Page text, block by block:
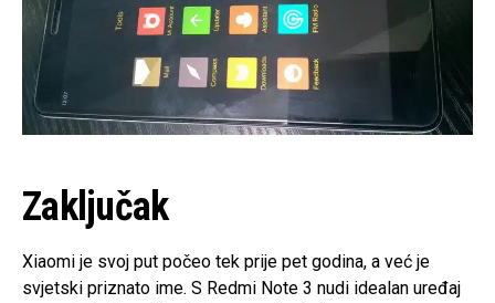
Zaključak
Xiaomi je svoj put počeo tek prije pet godina, a već je
svjetski priznato ime. S Redmi Note 3 nudi idealan uređaj